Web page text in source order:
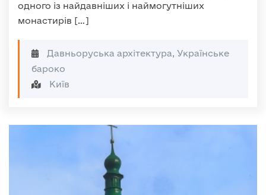
одного із найдавніших і наймогутніших
монастирів […]
Давньоруська архітектура, Українське
бароко
Київ